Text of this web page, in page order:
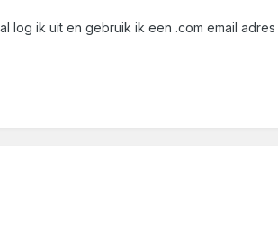
ik uit en gebruik ik een .com email adres